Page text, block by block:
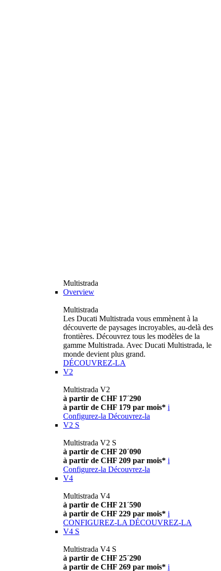
Multistrada
Overview
Multistrada
Les Ducati Multistrada vous emmènent à la
découverte de paysages incroyables, au-delà des
frontières. Découvrez tous les modèles de la
gamme Multistrada. Avec Ducati Multistrada, le
monde devient plus grand.
DÉCOUVREZ-LA
V2
Multistrada V2
à partir de CHF 17´290
à partir de CHF 179 par mois* i
Configurez-la Découvrez-la
V2 S
Multistrada V2 S
à partir de CHF 20´090
à partir de CHF 209 par mois* i
Configurez-la Découvrez-la
V4
Multistrada V4
à partir de CHF 21´590
à partir de CHF 229 par mois* i
CONFIGUREZ-LA DÉCOUVREZ-LA
V4 S
Multistrada V4 S
à partir de CHF 25´290
à partir de CHF 269 par mois* i